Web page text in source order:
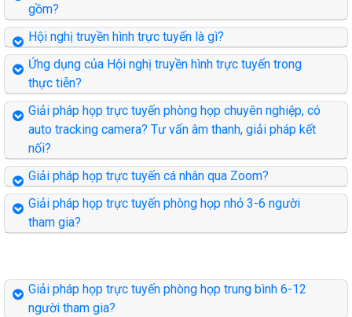
gồm?
Hội nghị truyền hình trực tuyến là gì?
Ứng dụng của Hội nghị truyền hình trực tuyến trong
thực tiễn?
Giải pháp họp trực tuyến phòng họp chuyên nghiệp, có
auto tracking camera? Tư vấn âm thanh, giải pháp kết
nối?
Giải pháp họp trực tuyến cá nhân qua Zoom?
Giải pháp họp trực tuyến phòng họp nhỏ 3-6 người
tham gia?
Giải pháp họp trực tuyến phòng họp trung bình 6-12
người tham gia?